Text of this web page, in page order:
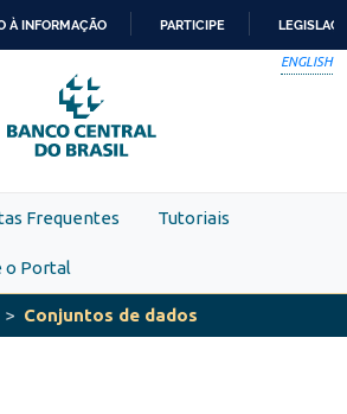
PARA
O
CONTEÚDO
À INFORMAÇÃO PARTICIPE
ENGLISH
Frequentes Tutoriais
o Portal
Conjuntos de dados